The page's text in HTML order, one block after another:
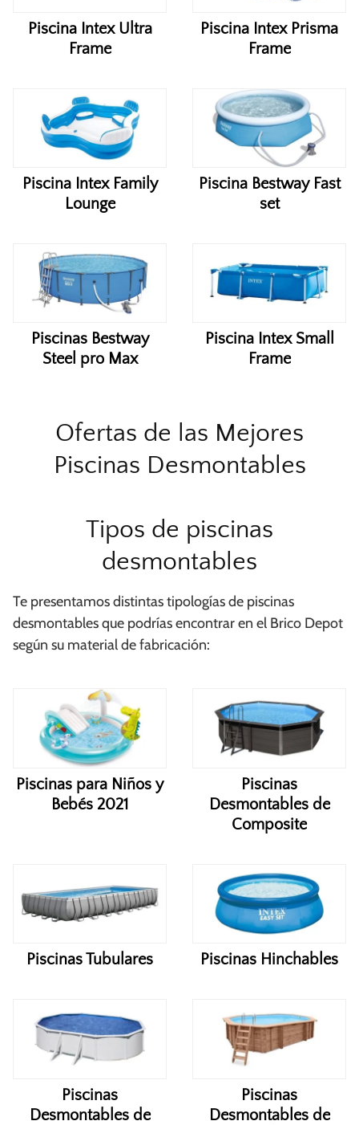
Piscina Intex Ultra
Frame
Piscina Intex Prisma
Frame
Piscina Intex Family
Lounge
Piscina Bestway Fast
set
Piscinas Bestway
Steel pro Max
Piscina Intex Small
Frame
Ofertas de las Mejores
Piscinas Desmontables
Tipos de piscinas
desmontables
Te presentamos distintas tipologías de piscinas
desmontables que podrías encontrar en el Brico Depot
según su material de fabricación:
Piscinas para Niños y
Bebés 2021
Piscinas
Desmontables de
Composite
Piscinas Tubulares Piscinas Hinchables
Piscinas
Desmontables de
Piscinas
Desmontables de